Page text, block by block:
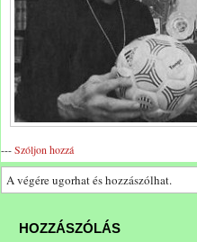
---Szóljon hozzá
A végére ugorhat és hozzászólhat.
HOZZÁSZÓLÁS